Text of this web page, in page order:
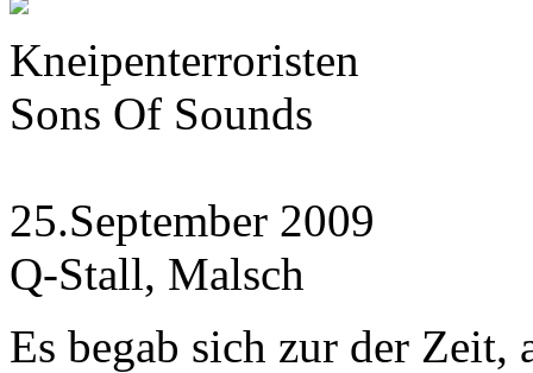
Kneipenterroristen
Sons Of Sounds
25.September 2009
Q-Stall, Malsch
Es begab sich zur der Zeit,